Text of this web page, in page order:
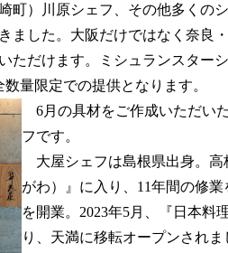
町）川原シェフ、その他多くの
ました。大阪だけではなく奈良
ただけます。ミシュランスター
量限定での提供となります。
6月の具材をご作成いただい
フです。
大屋シェフは島根県出身。高
がわ）』に入り、11年間の修業
を開業。2023年5月、『日本料
り、天満に移転オープンされ